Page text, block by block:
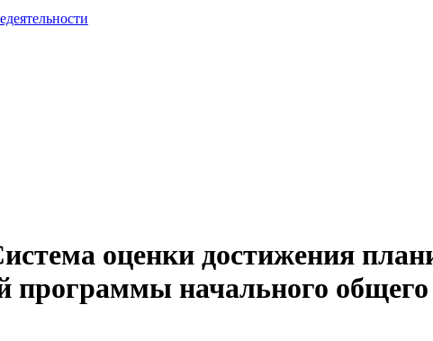
оценки достижения
программы начального